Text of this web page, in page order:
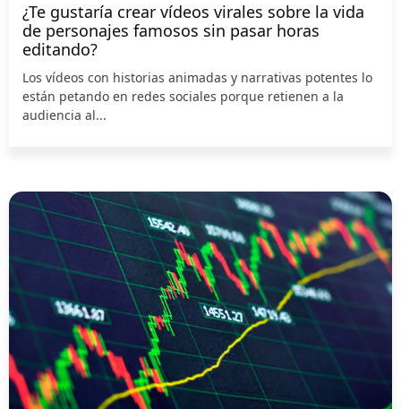
¿Te gustaría crear vídeos virales sobre la vida
de personajes famosos sin pasar horas
editando?
Los vídeos con historias animadas y narrativas potentes lo
están petando en redes sociales porque retienen a la
audiencia al...